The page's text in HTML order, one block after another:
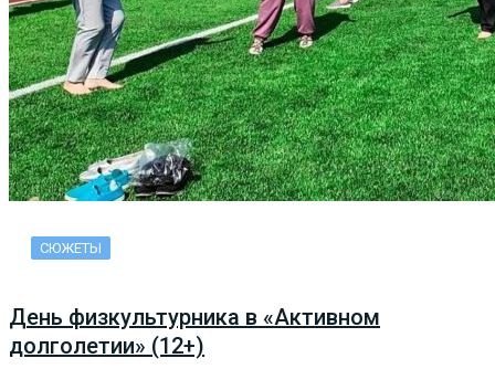
СЮЖЕТЫ
День физкультурника в «Активном
долголетии» (12+)